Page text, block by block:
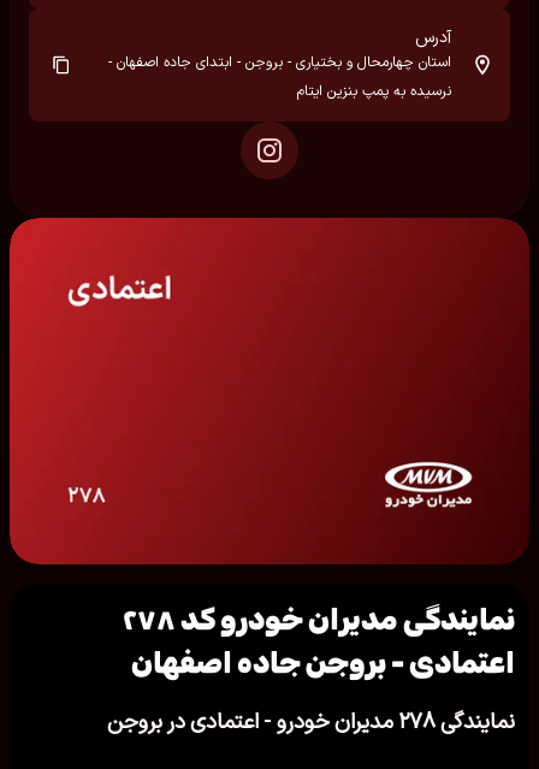
آدرس
استان چهارمحال و بختیاری - بروجن - ابتدای جاده اصفهان -
نرسیده به پمپ بنزین ایتام
نمایندگی مدیران خودرو کد ۲۷۸
اعتمادی - بروجن جاده اصفهان
نمایندگی ۲۷۸ مدیران خودرو - اعتمادی در بروجن